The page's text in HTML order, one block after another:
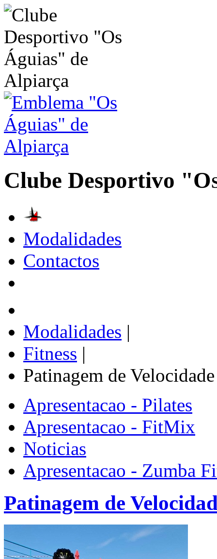
Clube Desportivo
Modalidades
Contactos
Modalidades |
Fitness |
Patinagem de Velocidade
Apresentacao - Pilates
Apresentacao - FitMix
Noticias
Apresentacao - Zumba
Patinagem de